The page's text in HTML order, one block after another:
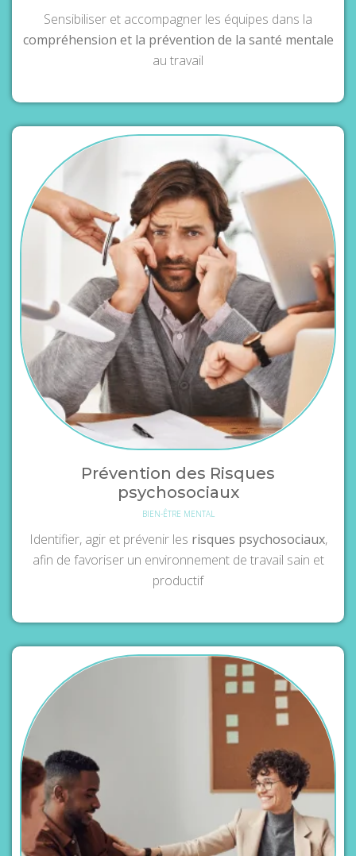
Sensibiliser et accompagner les équipes dans la
compréhension et la prévention de la santé mentale
au travail
Prévention des Risques
psychosociaux
BIEN-ÊTRE MENTAL
Identifier, agir et prévenir les risques psychosociaux,
afin de favoriser un environnement de travail sain et
productif